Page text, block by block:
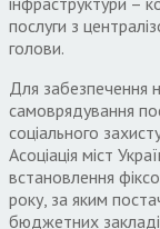
послуги з
голови.
Для забезпечення
самоврядування
соціального
Асоціація міст
встановлення
року, за яким
бюджетних